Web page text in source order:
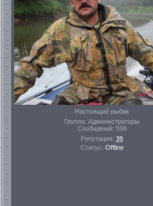
Настоящий рыбак
Группа: Администраторы
Сообщений: 558
Репутация: 39
Статус: Offline